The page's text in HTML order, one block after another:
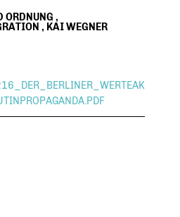
ORDNUNG ,
, KAI WEGNER